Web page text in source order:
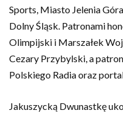
Sports, Miasto Jelenia
Dolny Śląsk. Patronami
Olimpijski i Marszałek
Cezary Przybylski, a
Polskiego Radia oraz
Jakuszycką Dwunastkę